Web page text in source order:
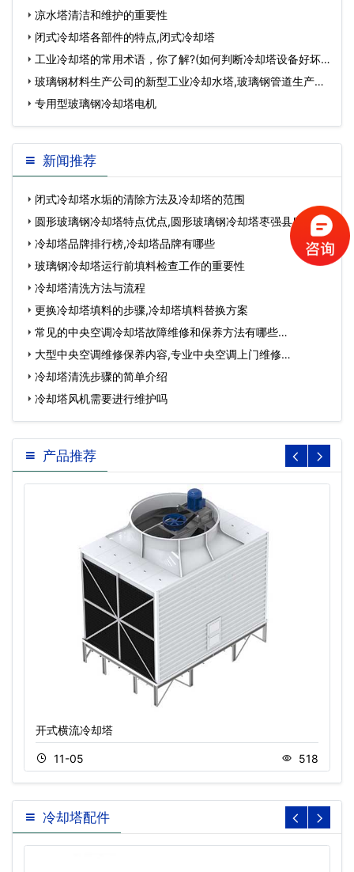
凉水塔清洁和维护的重要性
闭式冷却塔各部件的特点,闭式冷却塔
工业冷却塔的常用术语，你了解?(如何判断冷却塔设备好坏)
… 玻璃钢材料生产公司的新型工业冷却水塔,玻璃钢管道生产…
专用型玻璃钢冷却塔电机
新闻推荐
闭式冷却塔水垢的清除方法及冷却塔的范围
圆形玻璃钢冷却塔特点优点,圆形玻璃钢冷却塔枣强县庆浩环
保设备加工厂…
冷却塔品牌排行榜,冷却塔品牌有哪些
玻璃钢冷却塔运行前填料检查工作的重要性
冷却塔清洗方法与流程
更换冷却塔填料的步骤,冷却塔填料替换方案
常见的中央空调冷却塔故障维修和保养方法有哪些…
大型中央空调维修保养内容,专业中央空调上门维修…
冷却塔清洗步骤的简单介绍
冷却塔风机需要进行维护吗
产品推荐
开式横流冷却塔
11-05 518
冷却塔配件